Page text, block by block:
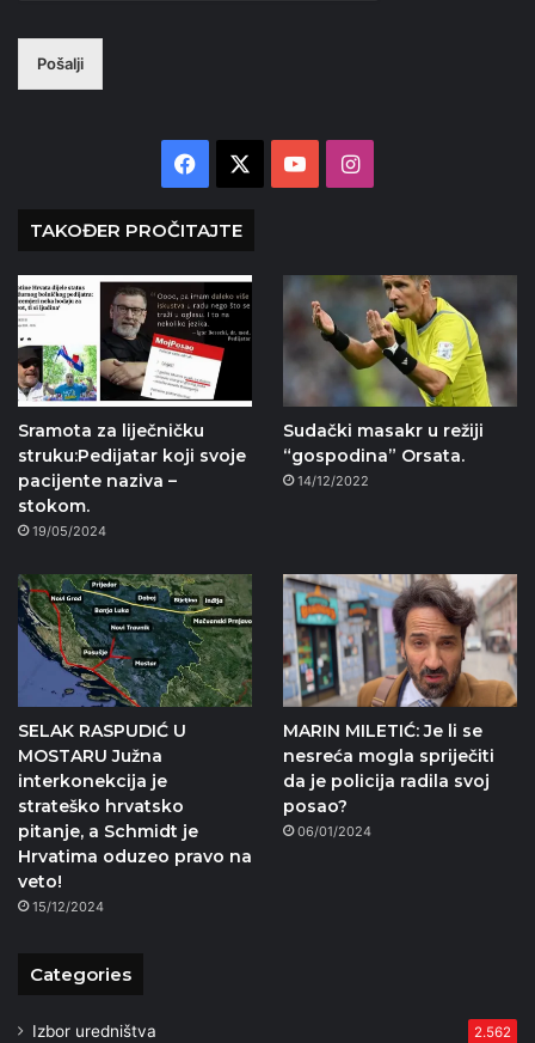
Pošalji
Facebook YouTubeInstagram
TAKOĐER PROČITAJTE
Sramota za liječničku
struku:Pedijatar koji svoje
pacijente naziva –
stokom.
19/05/2024
Sudački masakr u režiji
“gospodina” Orsata.
14/12/2022
SELAK RASPUDIĆ U
MOSTARU Južna
interkonekcija je
strateško hrvatsko
pitanje, a Schmidt je
Hrvatima oduzeo pravo na
veto!
15/12/2024
MARIN MILETIĆ: Je li se
nesreća mogla spriječiti
da je policija radila svoj
posao?
06/01/2024
Categories
Izbor uredništva 2.562